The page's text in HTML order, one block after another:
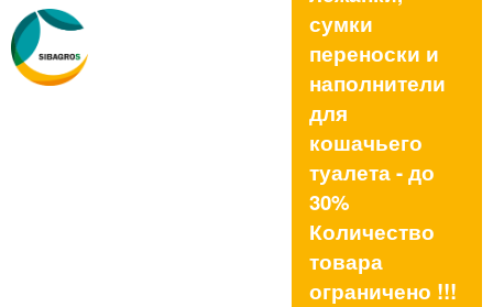
сумки
переноски и
наполнители
для
кошачьего
туалета - до
30%
Количество
товара
ограничено !!!